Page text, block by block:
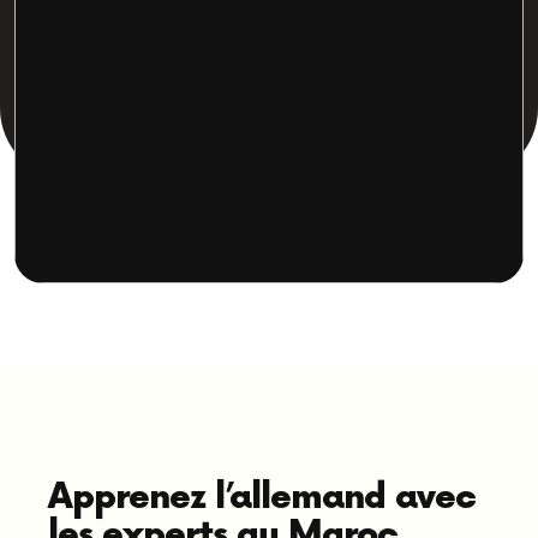
Apprenez l’allemand avec